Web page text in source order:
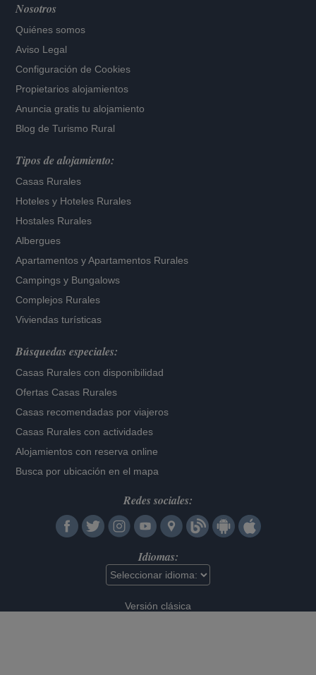
Nosotros
Quiénes somos
Aviso Legal
Configuración de Cookies
Propietarios alojamientos
Anuncia gratis tu alojamiento
Blog de Turismo Rural
Tipos de alojamiento:
Casas Rurales
Hoteles y Hoteles Rurales
Hostales Rurales
Albergues
Apartamentos yApartamentos Rurales
Campings y Bungalows
Complejos Rurales
Viviendas turísticas
Búsquedas especiales:
Casas Rurales con disponibilidad
Ofertas Casas Rurales
Casas recomendadas por viajeros
Casas Rurales con actividades
Alojamientos con reserva online
Busca por ubicación en el mapa
Redes sociales:
Idiomas:
Versión clásica